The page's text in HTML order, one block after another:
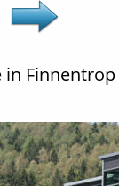
in Finnentrop